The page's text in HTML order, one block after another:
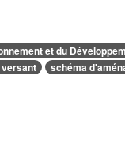
et du
schéma